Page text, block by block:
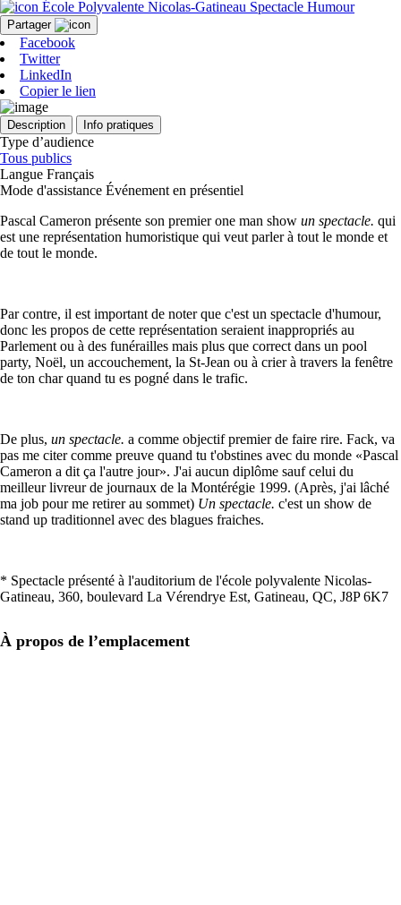
École Polyvalente Nicolas-Gatineau Spectacle Humour
Partager
Facebook
Twitter
LinkedIn
Copier le lien
Description Info pratiques
Type d’audience
Tous publics
Langue Français
Mode d'assistance Événement en présentiel
Pascal Cameron présente son premier one man show un spectacle. qui
est une représentation humoristique qui veut parler à tout le monde et
de tout le monde.
Par contre, il est important de noter que c'est un spectacle d'humour,
donc les propos de cette représentation seraient inappropriés au
Parlement ou à des funérailles mais plus que correct dans un pool
party, Noël, un accouchement, la St-Jean ou à crier à travers la fenêtre
de ton char quand tu es pogné dans le trafic.
De plus, un spectacle. a comme objectif premier de faire rire. Fack, va
pas me citer comme preuve quand tu t'obstines avec du monde «Pascal
Cameron a dit ça l'autre jour». J'ai aucun diplôme sauf celui du
meilleur livreur de journaux de la Montérégie 1999. (Après, j'ai lâché
ma job pour me retirer au sommet) Un spectacle. c'est un show de
stand up traditionnel avec des blagues fraiches.
* Spectacle présenté à l'auditorium de l'école polyvalente Nicolas-
Gatineau, 360, boulevard La Vérendrye Est, Gatineau, QC, J8P 6K7
À propos de l’emplacement